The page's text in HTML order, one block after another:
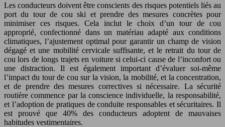
Les conducteurs doivent être conscients des risques potentiels liés au
port du tour de cou ski et prendre des mesures concrètes pour
minimiser ces risques. Cela inclut le choix d’un tour de cou
approprié, confectionné dans un matériau adapté aux conditions
climatiques, l’ajustement optimal pour garantir un champ de vision
dégagé et une mobilité cervicale suffisante, et le retrait du tour de
cou lors de longs trajets en voiture si celui-ci cause de l’inconfort ou
une distraction. Il est également important d’évaluer soi-même
l’impact du tour de cou sur la vision, la mobilité, et la concentration,
et de prendre des mesures correctives si nécessaire. La sécurité
routière commence par la conscience individuelle, la responsabilité,
et l’adoption de pratiques de conduite responsables et sécuritaires. Il
est prouvé que 40% des conducteurs adoptent de mauvaises
habitudes vestimentaires.